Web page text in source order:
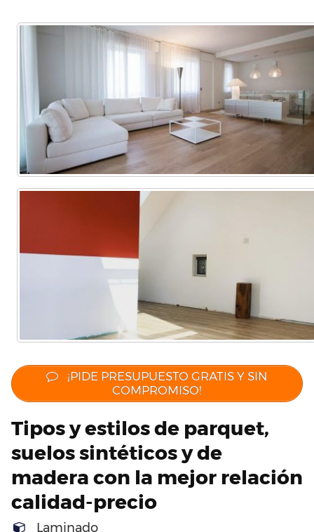
parquet o
Comercial
parquet o
Tarima
Tarima
Vivienda
(Parcial)
¡PIDE PRESUPUESTO GRATIS Y SIN
COMPROMISO!
Tipos y estilos de parquet,
suelos sintéticos y de
madera con la mejor relación
calidad-precio
Laminado